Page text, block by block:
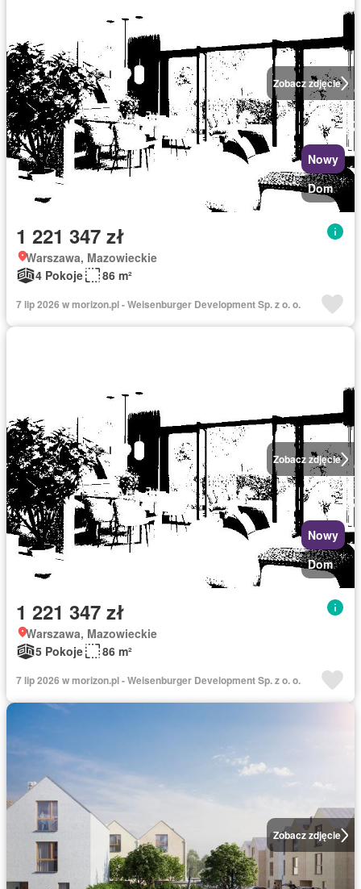
Zobacz zdjęcie
Nowy
Dom
1 221 347 zł
Warszawa, Mazowieckie
4 Pokoje
86 m²
7 lip 2026 w morizon.pl - Weisenburger Development Sp. z o. o.
Zobacz zdjęcie
Nowy
Dom
1 221 347 zł
Warszawa, Mazowieckie
5 Pokoje
86 m²
7 lip 2026 w morizon.pl - Weisenburger Development Sp. z o. o.
Zobacz zdjęcie